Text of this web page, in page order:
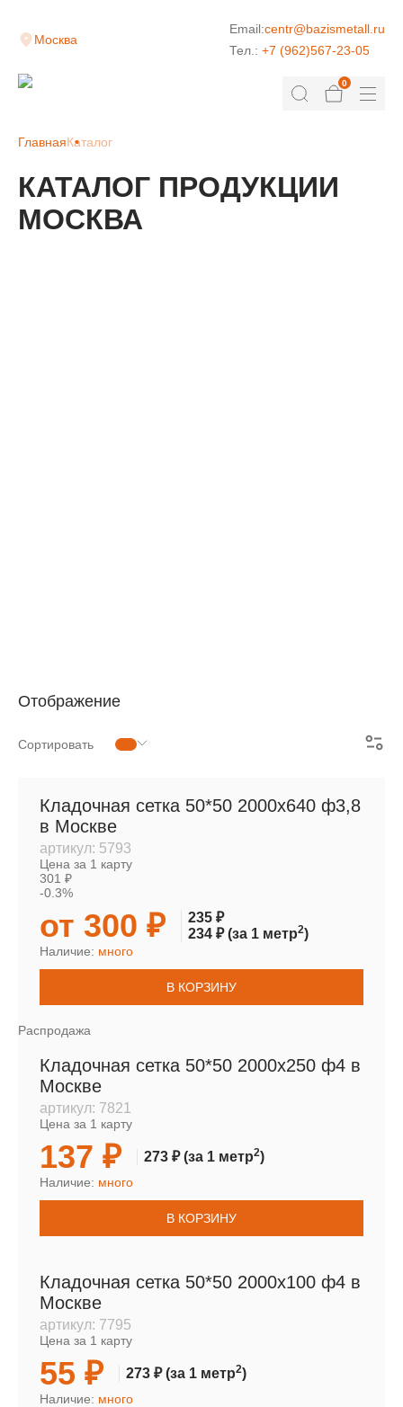
Москва
Email:centr@bazismetall.ru
Тел.: +7 (962)567-23-05
0
ГлавнаяКаталог
КАТАЛОГ ПРОДУКЦИИ
МОСКВА
Отображение
Сортировать
Кладочная сетка 50*50 2000х640 ф3,8
в Москве
артикул: 5793
Цена за 1 карту
301 ₽
-0.3%
от 300 ₽
235 ₽
234 ₽(за 1 метр2)
Наличие: много
В КОРЗИНУ
Распродажа
Кладочная сетка 50*50 2000х250 ф4 в
Москве
артикул: 7821
Цена за 1 карту
137 ₽ 273 ₽(за 1 метр2)
Наличие: много
В КОРЗИНУ
Кладочная сетка 50*50 2000х100 ф4 в
Москве
артикул: 7795
Цена за 1 карту
55 ₽ 273 ₽(за 1 метр2)
Наличие: много